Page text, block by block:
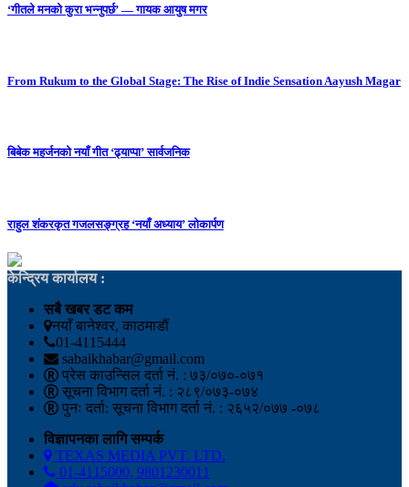
‘गीतले मनको कुरा भन्नुपर्छ’ — गायक आयुष मगर
From Rukum to the Global Stage: The Rise of Indie Sensation Aayush Magar
बिबेक महर्जनको नयाँ गीत ‘ढ्याप्पा’ सार्वजनिक
राहुल शंकरकृत गजलसङ्ग्रह ‘नयाँ अध्याय’ लोकार्पण
केन्द्रिय कार्यालय :
सबै खबर डट कम
नयाँ बानेश्वर, काठमाडौं
01-4115444
sabaikhabar@gmail.com
प्रेस काउन्सिल दर्ता नं. : ७३/०७०-०७१
सूचना विभाग दर्ता नं. : २८९/०७३-०७४
पुनः दर्ता: सूचना विभाग दर्ता नं. : २६५२/०७७ -०७८
विज्ञापनका लागि सम्पर्क
TEXAS MEDIA PVT. LTD.
01-4115000, 9801230011